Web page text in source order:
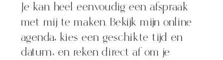
Je kan heel eenvoudig een afspraak
met mij te maken. Bekijk mijn online
agenda, kies een geschikte tijd en
datum, en reken direct af om je